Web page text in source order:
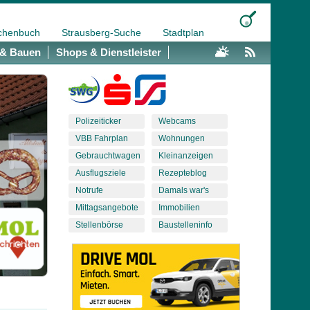
Strausberg-Suche Stadtplan
Bauen Shops & Dienstleister
Polizeiticker
VBB Fahrplan
Gebrauchtwagen
Ausflugsziele
Notrufe
Mittagsangebote
Stellenbörse
Webcams
Wohnungen
Kleinanzeigen
Rezepteblog
Damals war's
Immobilien
Baustelleninfo